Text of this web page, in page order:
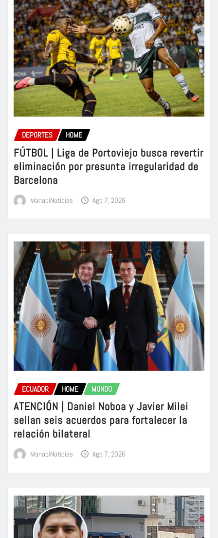
DEPORTES HOME
FÚTBOL | Liga de Portoviejo busca revertir
eliminación por presunta irregularidad de
Barcelona
ManabiNoticias Ago 7, 2026
ECUADOR HOME MUNDO
ATENCIÓN | Daniel Noboa y Javier Milei
sellan seis acuerdos para fortalecer la
relación bilateral
ManabiNoticias Ago 7, 2026